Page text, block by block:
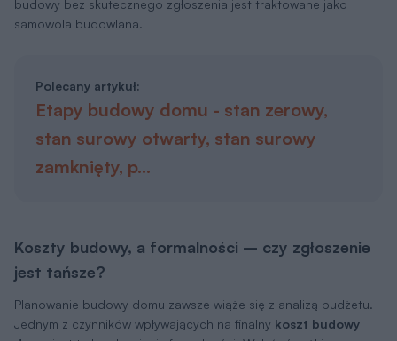
budowy bez skutecznego zgłoszenia jest traktowane jako
samowola budowlana.
Polecany artykuł:
Etapy budowy domu - stan zerowy,
stan surowy otwarty, stan surowy
zamknięty, p…
Koszty budowy, a formalności – czy zgłoszenie
jest tańsze?
Planowanie budowy domu zawsze wiąże się z analizą budżetu.
Jednym z czynników wpływających na finalny koszt budowy